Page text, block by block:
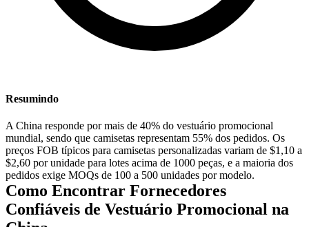
Resumindo
A China responde por mais de 40% do vestuário promocional
mundial, sendo que camisetas representam 55% dos pedidos. Os
preços FOB típicos para camisetas personalizadas variam de $1,10 a
$2,60 por unidade para lotes acima de 1000 peças, e a maioria dos
pedidos exige MOQs de 100 a 500 unidades por modelo.
Como Encontrar Fornecedores
Confiáveis de Vestuário Promocional na